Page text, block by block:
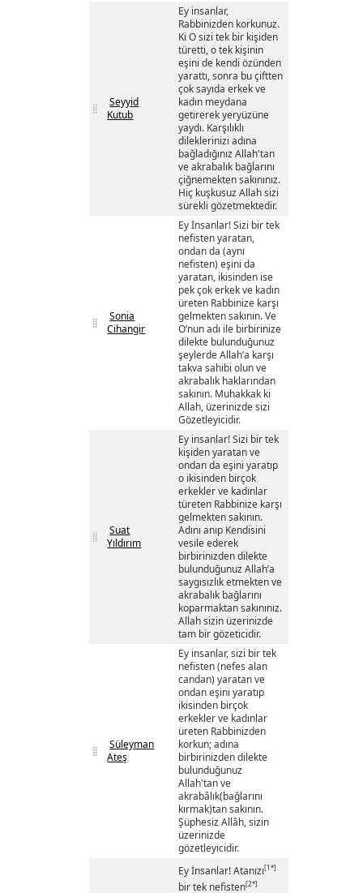
Seyyid
Kutub
Ey insanlar,
Rabbinizden korkunuz.
Ki O sizi tek bir kişiden
türetti, o tek kişinin
eşini de kendi özünden
yarattı, sonra bu çiftten
çok sayıda erkek ve
kadın meydana
getirerek yeryüzüne
yaydı. Karşılıklı
dileklerinizi adına
bağladığınız Allah'tan
ve akrabalık bağlarını
çiğnemekten sakınınız.
Hiç kuşkusuz Allah sizi
sürekli gözetmektedir.
Sonia
Cihangir
Ey İnsanlar! Sizi bir tek
nefisten yaratan,
ondan da (aynı
nefisten) eşini da
yaratan, ikisinden ise
pek çok erkek ve kadın
üreten Rabbinize karşı
gelmekten sakının. Ve
O’nun adı ile birbirinize
dilekte bulunduğunuz
şeylerde Allah’a karşı
takva sahibi olun ve
akrabalık haklarından
sakının. Muhakkak ki
Allah, üzerinizde sizi
Gözetleyicidir.
Suat
Yıldırım
Ey insanlar! Sizi bir tek
kişiden yaratan ve
ondan da eşini yaratıp
o ikisinden birçok
erkekler ve kadınlar
türeten Rabbinize karşı
gelmekten sakının.
Adını anıp Kendisini
vesile ederek
birbirinizden dilekte
bulunduğunuz Allah’a
saygısızlık etmekten ve
akrabalık bağlarını
koparmaktan sakınınız.
Allah sizin üzerinizde
tam bir gözeticidir.
Süleyman
Ateş
Ey insanlar, sizi bir tek
nefisten (nefes alan
candan) yaratan ve
ondan eşini yaratıp
ikisinden birçok
erkekler ve kadınlar
üreten Rabbinizden
korkun; adına
birbirinizden dilekte
bulunduğunuz
Allah'tan ve
akrabâlık(bağlarını
kırmak)tan sakının.
Şüphesiz Allâh, sizin
üzerinizde
gözetleyicidir.
Ey İnsanlar! Atanızı[1*]
bir tek nefisten[2*]